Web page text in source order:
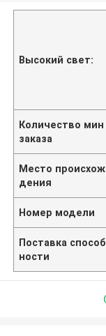
Высокий свет:
Количество мин
заказа
Место происхож
дения
Номер модели
Поставка способ
ности